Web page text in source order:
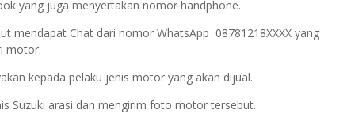
yang juga menyertakan nomor handphone.
mendapat Chat dari nomor WhatsApp 08781218XXXX yang
motor.
kepada pelaku jenis motor yang akan dijual.
Suzuki arasi dan mengirim foto motor tersebut.